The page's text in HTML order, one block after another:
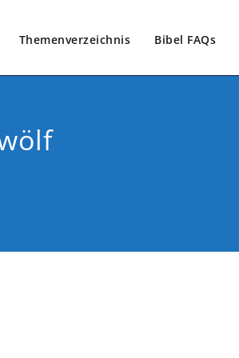
Themenverzeichnis Bibel FAQs